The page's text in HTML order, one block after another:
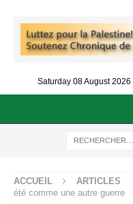
Saturday 08 August 2026
ACCUEIL ARTICLES
été comme une autre guerre